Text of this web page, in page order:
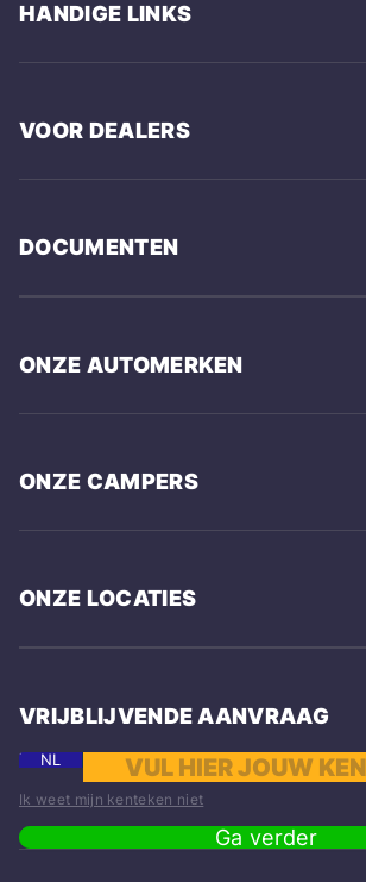
HANDIGE LINKS
VOOR DEALERS
DOCUMENTEN
ONZE AUTOMERKEN
ONZE CAMPERS
ONZE LOCATIES
VRIJBLIJVENDE AANVRAAG
NL
Ik weet mijn kenteken niet
Ga verder